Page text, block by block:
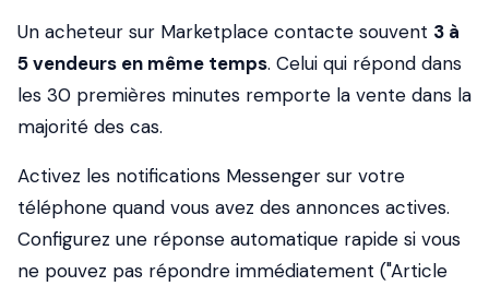
Un acheteur sur Marketplace contacte souvent 3 à
5 vendeurs en même temps. Celui qui répond dans
les 30 premières minutes remporte la vente dans la
majorité des cas.
Activez les notifications Messenger sur votre
téléphone quand vous avez des annonces actives.
Configurez une réponse automatique rapide si vous
ne pouvez pas répondre immédiatement ("Article